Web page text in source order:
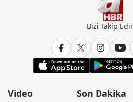
Bizi Takip
Video
Son Dakika